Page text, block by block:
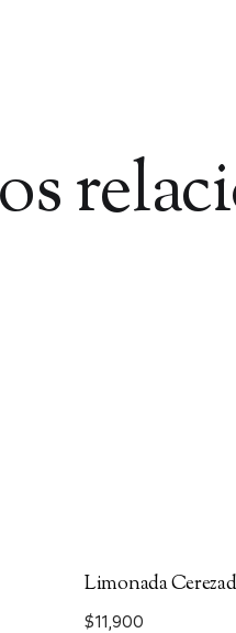
Limonada
$11,900